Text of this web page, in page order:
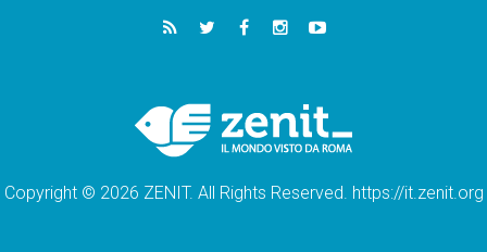
Copyright © 2026 ZENIT. All Rights Reserved. https://it.zenit.org